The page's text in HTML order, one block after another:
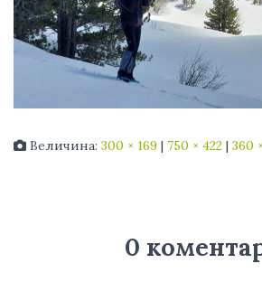
Величина: 300 × 169 | 750 × 422 | 360
0